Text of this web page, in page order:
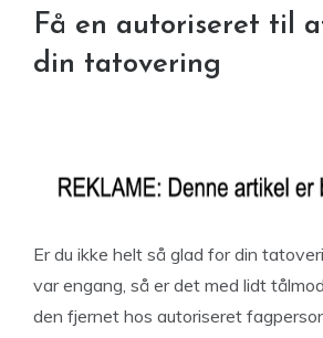
Få en autoriseret til
din tatovering
Er du ikke helt så glad for din
var engang, så er det med lidt
den fjernet hos autoriseret